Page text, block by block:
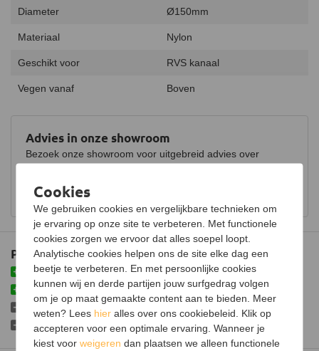
Plus- en minpunten
Eenvoudig te gebruiken met plat dak
Geschikt voor RVS kanalen
Moeilijker te gebruiken met schuin dak
Niet geschikt voor stenen kanalen
Advies in onze showroom
Bezoek onze showroom voor uitgebreid advies over
Bekijk showroom en maak een afspraak
Diameter Ø150mm
Materiaal Nylon
Geschikt voor RVS kanaal
Vegen vanaf Boven
Cookies
We gebruiken cookies en vergelijkbare technieken om
je ervaring op onze site te verbeteren. Met functionele
cookies zorgen we ervoor dat alles soepel loopt.
Analytische cookies helpen ons de site elke dag een
beetje te verbeteren. En met persoonlijke cookies
kunnen wij en derde partijen jouw surfgedrag volgen
om je op maat gemaakte content aan te bieden. Meer
weten? Lees hier alles over ons cookiebeleid. Klik op
accepteren voor een optimale ervaring. Wanneer je
kiest voorweigeren dan plaatsen we alleen functionele